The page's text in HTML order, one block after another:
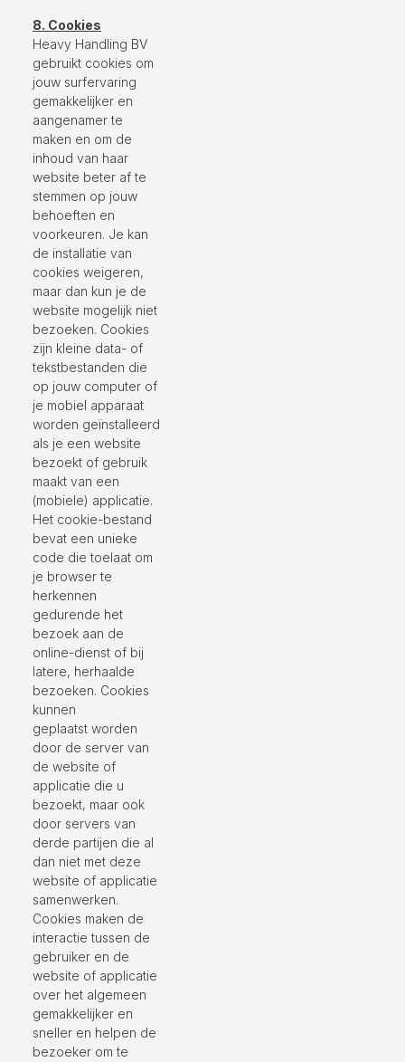
8. Cookies
Heavy Handling BV
gebruikt cookies om
jouw surfervaring
gemakkelijker en
aangenamer te
maken en om de
inhoud van haar
website beter af te
stemmen op jouw
behoeften en
voorkeuren. Je kan
de installatie van
cookies weigeren,
maar dan kun je de
website mogelijk niet
bezoeken. Cookies
zijn kleine data- of
tekstbestanden die
op jouw computer of
je mobiel apparaat
worden geïnstalleerd
als je een website
bezoekt of gebruik
maakt van een
(mobiele) applicatie.
Het cookie-bestand
bevat een unieke
code die toelaat om
je browser te
herkennen
gedurende het
bezoek aan de
online-dienst of bij
latere, herhaalde
bezoeken. Cookies
kunnen
geplaatst worden
door de server van
de website of
applicatie die u
bezoekt, maar ook
door servers van
derde partijen die al
dan niet met deze
website of applicatie
samenwerken.
Cookies maken de
interactie tussen de
gebruiker en de
website of applicatie
over het algemeen
gemakkelijker en
sneller en helpen de
bezoeker om te